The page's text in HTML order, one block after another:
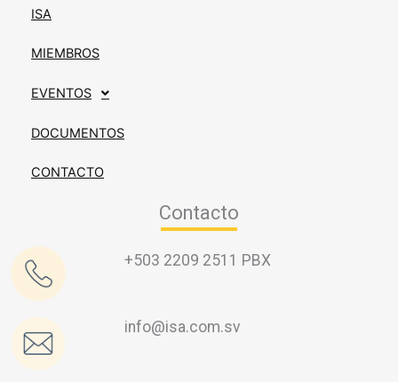
ISA
MIEMBROS
EVENTOS
DOCUMENTOS
CONTACTO
Contacto
+503 2209 2511 PBX
info@isa.com.sv